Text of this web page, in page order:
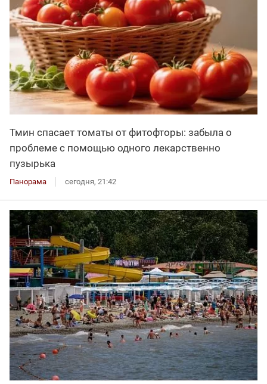
Тмин спасает томаты от фитофторы: забыла о
проблеме с помощью одного лекарственно
пузырька
Панорама сегодня, 21:42